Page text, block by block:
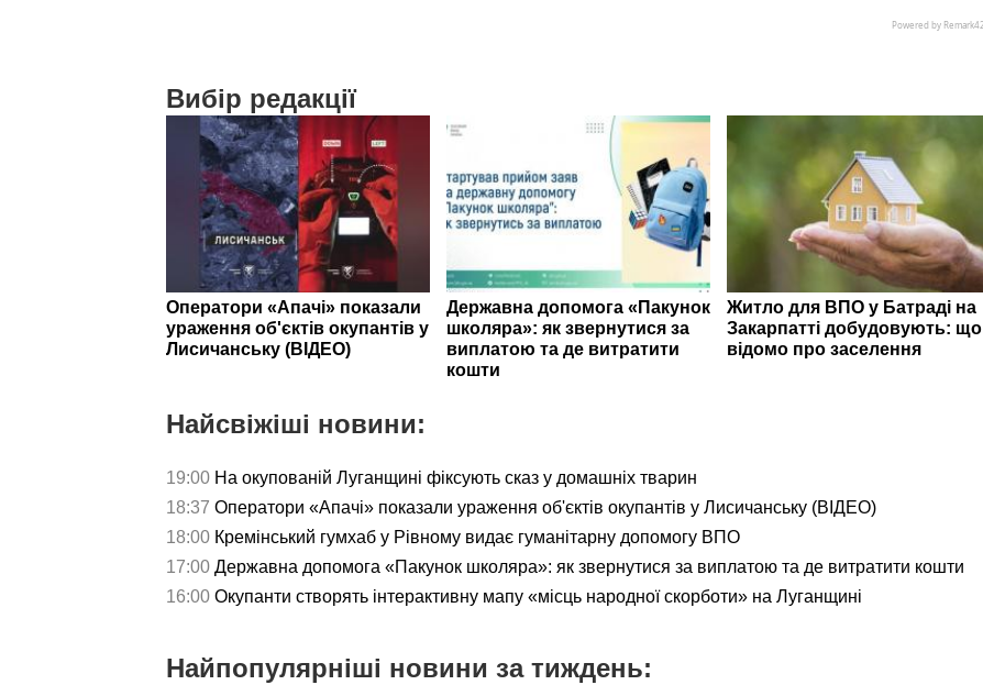
Вибір редакції
Оператори «Апачі» показали
ураження об'єктів окупантів у
Лисичанську (ВІДЕО)
Державна допомога «Пакунок
школяра»: як звернутися за
виплатою та де витратити
кошти
Житло для ВПО у Батраді на
Закарпатті добудовують: що
відомо про заселення
Найсвіжіші новини:
19:00 На окупованій Луганщині фіксують сказ у домашніх тварин
18:37 Оператори «Апачі» показали ураження об'єктів окупантів у Лисичанську (ВІДЕО)
18:00 Кремінський гумхаб у Рівному видає гуманітарну допомогу ВПО
17:00 Державна допомога «Пакунок школяра»: як звернутися за виплатою та де витратити кошти
16:00 Окупанти створять інтерактивну мапу «місць народної скорботи» на Луганщині
Найпопулярніші новини за тиждень: